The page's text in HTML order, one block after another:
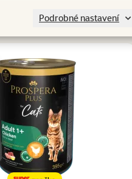
Podrobné nastavení